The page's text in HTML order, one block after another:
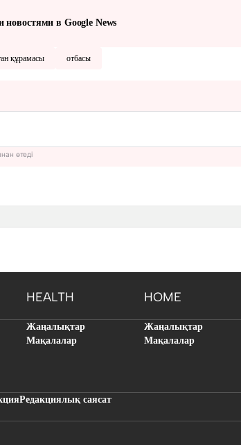
новостями в Google News
құрамасы отбасы
өтеді
HEALTH HOME
Жаңалықтар
Мақалалар
Жаңалықтар
Мақалалар
Редакциялық саясат